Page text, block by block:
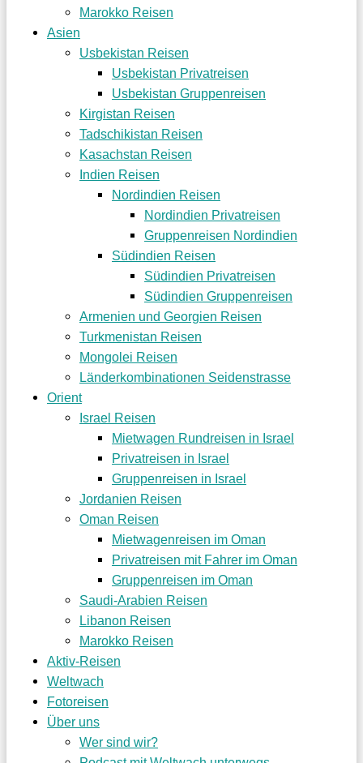
Marokko Reisen
Asien
Usbekistan Reisen
Usbekistan Privatreisen
Usbekistan Gruppenreisen
Kirgistan Reisen
Tadschikistan Reisen
Kasachstan Reisen
Indien Reisen
Nordindien Reisen
Nordindien Privatreisen
Gruppenreisen Nordindien
Südindien Reisen
Südindien Privatreisen
Südindien Gruppenreisen
Armenien und Georgien Reisen
Turkmenistan Reisen
Mongolei Reisen
Länderkombinationen Seidenstrasse
Orient
Israel Reisen
Mietwagen Rundreisen in Israel
Privatreisen in Israel
Gruppenreisen in Israel
Jordanien Reisen
Oman Reisen
Mietwagenreisen im Oman
Privatreisen mit Fahrer im Oman
Gruppenreisen im Oman
Saudi-Arabien Reisen
Libanon Reisen
Marokko Reisen
Aktiv-Reisen
Weltwach
Fotoreisen
Über uns
Wer sind wir?